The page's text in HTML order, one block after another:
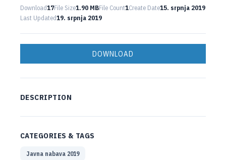
Download17File Size1.90 MBFile Count1Create Date15. srpnja 2019
Last Updated19. srpnja 2019
DOWNLOAD
DESCRIPTION
CATEGORIES & TAGS
Javna nabava 2019